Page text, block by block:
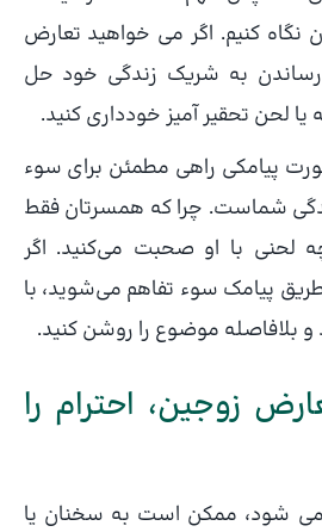
کنیم. اگر می خواهید تعارض
رساندن به شریک زندگی خود حل
یا لحن تحقیر آمیز خودداری کنید.
پیامکی راهی مطمئن برای سوء
شماست. چرا که همسرتان فقط
با او صحبت می‌کنید. اگر
پیامک سوء تفاهم می‌شوید، با
بلافاصله موضوع را روشن کنید.
زوجین، احترام را
شود، ممکن است به سخنان یا